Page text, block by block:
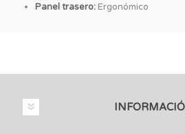
Panel trasero: Ergonómico